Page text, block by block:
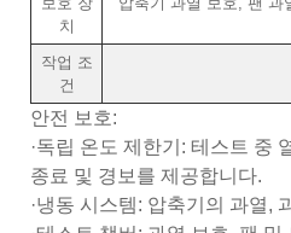
치
작업 조
건
안전 보호:
·독립 온도 제한기: 테스트 중
종료 및 경보를 제공합니다.
·냉동 시스템: 압축기의 과열,